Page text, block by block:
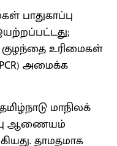
பாதுகாப்பு
உரிமைகள்
அமைக்க
மாநிலக்
ஆணையம்
தாமதமாக